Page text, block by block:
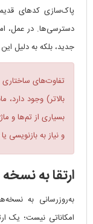
پاک‌سازی کدهای
دسترسی‌ها. در عمل،
جدید، بلکه به دلیل
بالاتر) وجود دارد،
بسیاری از تم‌ها و
و نیاز به بازنویسی
ارتقا به
به‌روزرسانی به
امکاناتی نیست؛ یک